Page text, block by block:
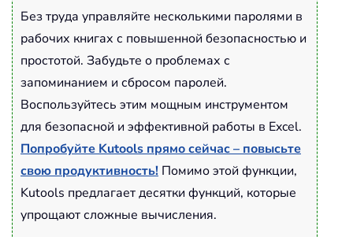
Без труда управляйте несколькими паролями в
рабочих книгах с повышенной безопасностью и
простотой. Забудьте о проблемах с
запоминанием и сбросом паролей.
Воспользуйтесь этим мощным инструментом
для безопасной и эффективной работы в Excel.
Попробуйте Kutools прямо сейчас – повысьте
свою продуктивность! Помимо этой функции,
Kutools предлагает десятки функций, которые
упрощают сложные вычисления.